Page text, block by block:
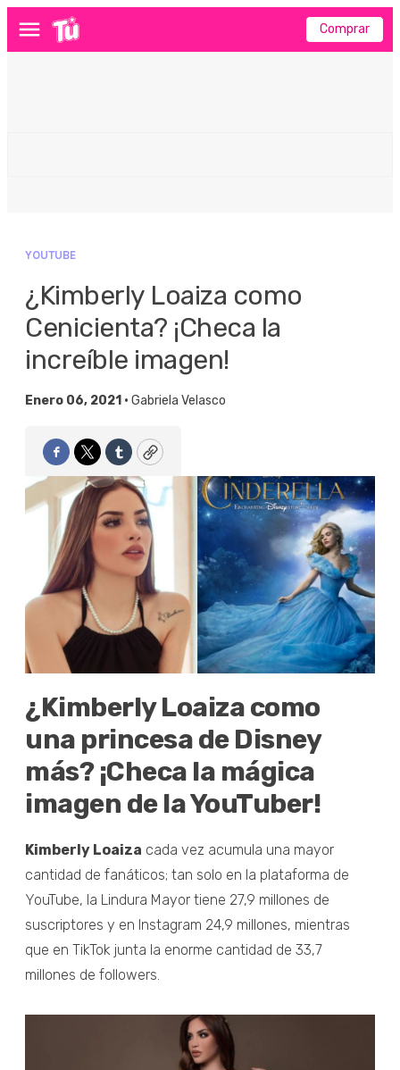
Menú Comprar
YOUTUBE
¿Kimberly Loaiza como
Cenicienta? ¡Checa la
increíble imagen!
Enero 06, 2021 • Gabriela Velasco
Facebook
TwitterTumblrCopy
¿Kimberly Loaiza como
una princesa de Disney
más? ¡Checa la mágica
imagen de la YouTuber!
Kimberly Loaiza cada vez acumula una mayor
cantidad de fanáticos; tan solo en la plataforma de
YouTube, la Lindura Mayor tiene 27,9 millones de
suscriptores y en Instagram 24,9 millones, mientras
que en TikTok junta la enorme cantidad de 33,7
millones de followers.